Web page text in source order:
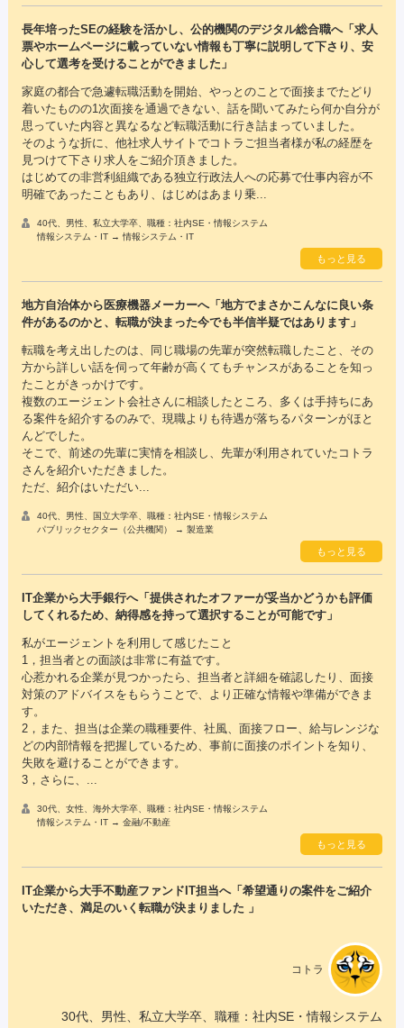
長年培ったSEの経験を活かし、公的機関のデジタル総合職へ「求人
票やホームページに載っていない情報も丁寧に説明して下さり、安
心して選考を受けることができました」
家庭の都合で急遽転職活動を開始、やっとのことで面接までたどり
着いたものの1次面接を通過できない、話を聞いてみたら何か自分が
思っていた内容と異なるなど転職活動に行き詰まっていました。
そのような折に、他社求人サイトでコトラご担当者様が私の経歴を
見つけて下さり求人をご紹介頂きました。
はじめての非営利組織である独立行政法人への応募で仕事内容が不
明確であったこともあり、はじめはあまり乗...
40代、男性、私立大学卒、職種：社内SE・情報システム
情報システム・IT → 情報システム・IT
もっと見る
地方自治体から医療機器メーカーへ「地方でまさかこんなに良い条
件があるのかと、転職が決まった今でも半信半疑ではあります」
転職を考え出したのは、同じ職場の先輩が突然転職したこと、その
方から詳しい話を伺って年齢が高くてもチャンスがあることを知っ
たことがきっかけです。
複数のエージェント会社さんに相談したところ、多くは手持ちにあ
る案件を紹介するのみで、現職よりも待遇が落ちるパターンがほと
んどでした。
そこで、前述の先輩に実情を相談し、先輩が利用されていたコトラ
さんを紹介いただきました。
ただ、紹介はいただい...
40代、男性、国立大学卒、職種：社内SE・情報システム
パブリックセクター（公共機関） → 製造業
もっと見る
IT企業から大手銀行へ「提供されたオファーが妥当かどうかも評価
してくれるため、納得感を持って選択することが可能です」
私がエージェントを利用して感じたこと
1，担当者との面談は非常に有益です。
心惹かれる企業が見つかったら、担当者と詳細を確認したり、面接
対策のアドバイスをもらうことで、より正確な情報や準備ができま
す。
2，また、担当は企業の職種要件、社風、面接フロー、給与レンジな
どの内部情報を把握しているため、事前に面接のポイントを知り、
失敗を避けることができます。
3，さらに、...
30代、女性、海外大学卒、職種：社内SE・情報システム
情報システム・IT → 金融/不動産
もっと見る
IT企業から大手不動産ファンドIT担当へ「希望通りの案件をご紹介
いただき、満足のいく転職が決まりました 」
コトラ
30代、男性、私立大学卒、職種：社内SE・情報システム